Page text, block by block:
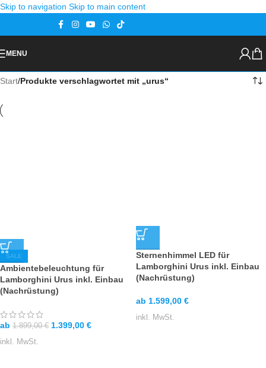
Skip to navigation Skip to main content
MENU
Start/Produkte verschlagwortet mit „urus“
SALE
Ambientebeleuchtung für
Lamborghini Urus inkl. Einbau
(Nachrüstung)
ab 1.899,00€ 1.399,00 €
inkl. MwSt.
Sternenhimmel LED für
Lamborghini Urus inkl. Einbau
(Nachrüstung)
ab 1.599,00 €
inkl. MwSt.